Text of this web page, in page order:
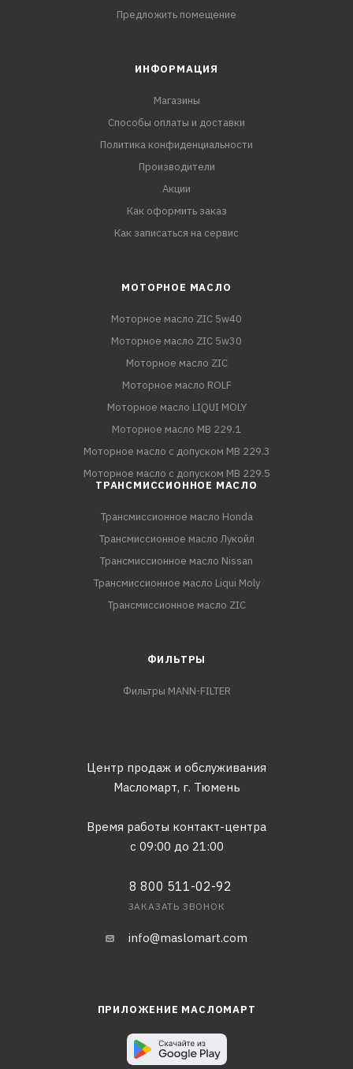
Предложить помещение
ИНФОРМАЦИЯ
Магазины
Способы оплаты и доставки
Политика конфиденциальности
Производители
Акции
Как оформить заказ
Как записаться на сервис
МОТОРНОЕ МАСЛО
Моторное масло ZIC 5w40
Моторное масло ZIC 5w30
Моторное масло ZIC
Моторное масло ROLF
Моторное масло LIQUI MOLY
Моторное масло MB 229.1
Моторное масло с допуском MB 229.3
Моторное масло с допуском MB 229.5
ТРАНСМИССИОННОЕ МАСЛО
Трансмиссионное масло Honda
Трансмиссионное масло Лукойл
Трансмиссионное масло Nissan
Трансмиссионное масло Liqui Moly
Трансмиссионное масло ZIC
ФИЛЬТРЫ
Фильтры MANN-FILTER
Центр продаж и обслуживания
Масломарт, г. Тюмень
Время работы контакт-центра
с 09:00 до 21:00
8 800 511-02-92
ЗАКАЗАТЬ ЗВОНОК
info@maslomart.com
ПРИЛОЖЕНИЕ МАСЛОМАРТ